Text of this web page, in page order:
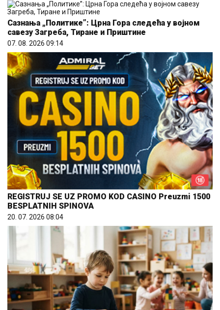
Сазнања „Политике”: Црна Гора следећа у војном
савезу Загреба, Тиране и Приштине
07. 08. 2026 09:14
REGISTRUJ SE UZ PROMO KOD CASINO Preuzmi 1500
BESPLATNIH SPINOVA
20. 07. 2026 08:04